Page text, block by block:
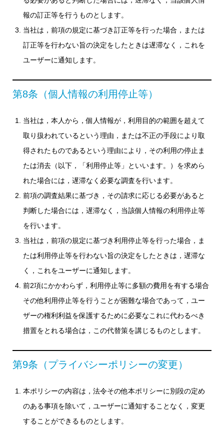
報の訂正等を行うものとします。
当社は，前項の規定に基づき訂正等を行った場合，または
訂正等を行わない旨の決定をしたときは遅滞なく，これを
ユーザーに通知します。
第8条（個人情報の利用停止等）
当社は，本人から，個人情報が，利用目的の範囲を超えて
取り扱われているという理由，または不正の手段により取
得されたものであるという理由により，その利用の停止ま
たは消去（以下，「利用停止等」といいます。）を求めら
れた場合には，遅滞なく必要な調査を行います。
前項の調査結果に基づき，その請求に応じる必要があると
判断した場合には，遅滞なく，当該個人情報の利用停止等
を行います。
当社は，前項の規定に基づき利用停止等を行った場合，ま
たは利用停止等を行わない旨の決定をしたときは，遅滞な
く，これをユーザーに通知します。
前2項にかかわらず，利用停止等に多額の費用を有する場合
その他利用停止等を行うことが困難な場合であって，ユー
ザーの権利利益を保護するために必要なこれに代わるべき
措置をとれる場合は，この代替策を講じるものとします。
第9条（プライバシーポリシーの変更）
本ポリシーの内容は，法令その他本ポリシーに別段の定め
のある事項を除いて，ユーザーに通知することなく，変更
することができるものとします。